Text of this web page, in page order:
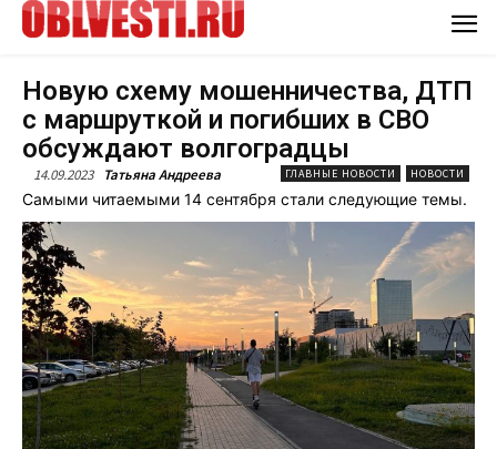
Новую схему мошенничества, ДТП
с маршруткой и погибших в СВО
обсуждают волгоградцы
14.09.2023 Татьяна Андреева ГЛАВНЫЕ НОВОСТИ НОВОСТИ
Самыми читаемыми 14 сентября стали следующие темы.